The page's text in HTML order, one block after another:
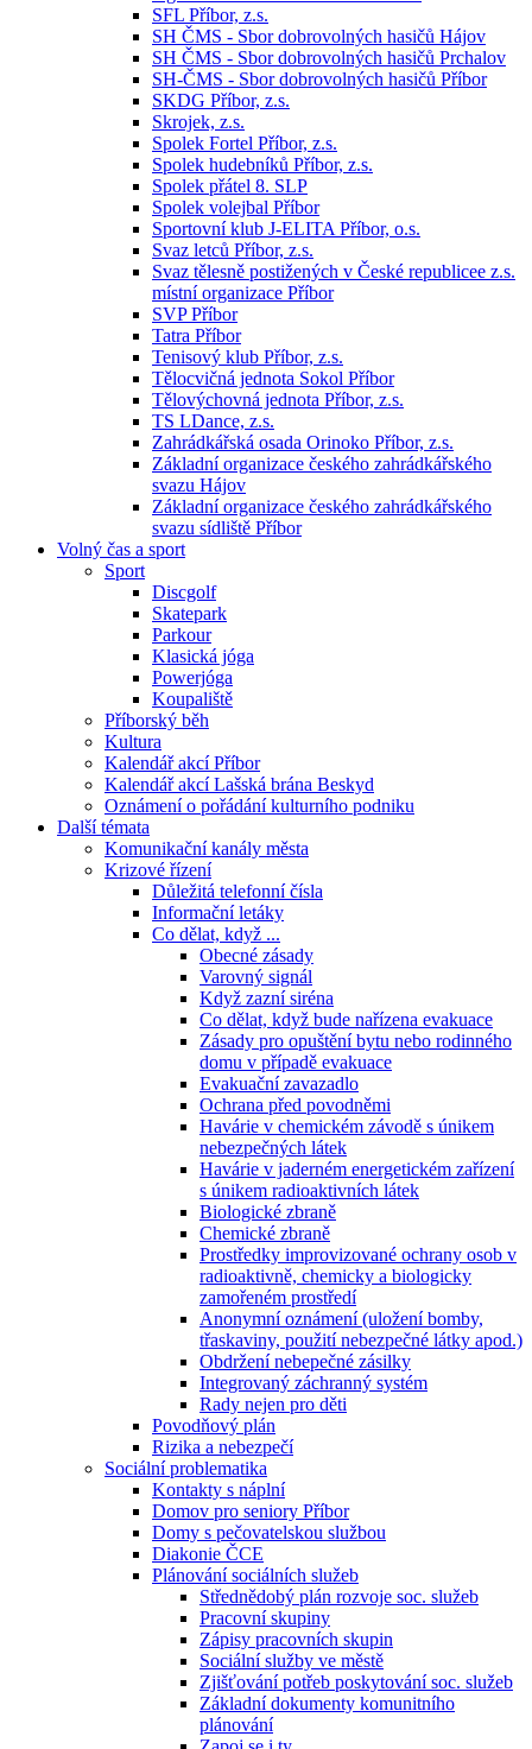
SFL Příbor, z.s.
SH ČMS - Sbor dobrovolných hasičů Hájov
SH ČMS - Sbor dobrovolných hasičů Prchalov
SH-ČMS - Sbor dobrovolných hasičů Příbor
SKDG Příbor, z.s.
Skrojek, z.s.
Spolek Fortel Příbor, z.s.
Spolek hudebníků Příbor, z.s.
Spolek přátel 8. SLP
Spolek volejbal Příbor
Sportovní klub J-ELITA Příbor, o.s.
Svaz letců Příbor, z.s.
Svaz tělesně postižených v České republicee z.s.
místní organizace Příbor
SVP Příbor
Tatra Příbor
Tenisový klub Příbor, z.s.
Tělocvičná jednota Sokol Příbor
Tělovýchovná jednota Příbor, z.s.
TS LDance, z.s.
Zahrádkářská osada Orinoko Příbor, z.s.
Základní organizace českého zahrádkářského
svazu Hájov
Základní organizace českého zahrádkářského
svazu sídliště Příbor
Volný čas a sport
Sport
Discgolf
Skatepark
Parkour
Klasická jóga
Powerjóga
Koupaliště
Příborský běh
Kultura
Kalendář akcí Příbor
Kalendář akcí Lašská brána Beskyd
Oznámení o pořádání kulturního podniku
Další témata
Komunikační kanály města
Krizové řízení
Důležitá telefonní čísla
Informační letáky
Co dělat, když ...
Obecné zásady
Varovný signál
Když zazní siréna
Co dělat, když bude nařízena evakuace
Zásady pro opuštění bytu nebo rodinného
domu v případě evakuace
Evakuační zavazadlo
Ochrana před povodněmi
Havárie v chemickém závodě s únikem
nebezpečných látek
Havárie v jaderném energetickém zařízení
s únikem radioaktivních látek
Biologické zbraně
Chemické zbraně
Prostředky improvizované ochrany osob v
radioaktivně, chemicky a biologicky
zamořeném prostředí
Anonymní oznámení (uložení bomby,
třaskaviny, použití nebezpečné látky apod.)
Obdržení nebepečné zásilky
Integrovaný záchranný systém
Rady nejen pro děti
Povodňový plán
Rizika a nebezpečí
Sociální problematika
Kontakty s náplní
Domov pro seniory Příbor
Domy s pečovatelskou službou
Diakonie ČCE
Plánování sociálních služeb
Střednědobý plán rozvoje soc. služeb
Pracovní skupiny
Zápisy pracovních skupin
Sociální služby ve městě
Zjišťování potřeb poskytování soc. služeb
Základní dokumenty komunitního
plánování